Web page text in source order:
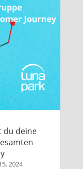
du deine
2024